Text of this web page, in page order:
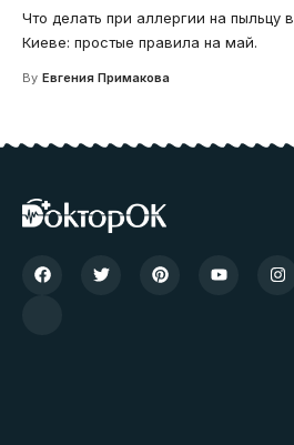
Что делать при аллергии на пыльцу в
Киеве: простые правила на май.
By Евгения Примакова